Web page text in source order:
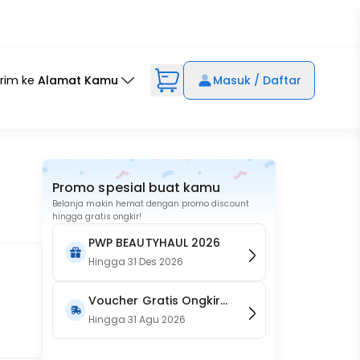
ke Alamat Kamu Masuk / Daftar
Promo spesial buat kamu
Belanja makin hemat dengan promo discount
hingga gratis ongkir!
PWP BEAUTYHAUL 2026
Hingga31 Des 2026
Voucher Gratis Ongkir
15RB (Only on Website)
Hingga31 Agu 2026